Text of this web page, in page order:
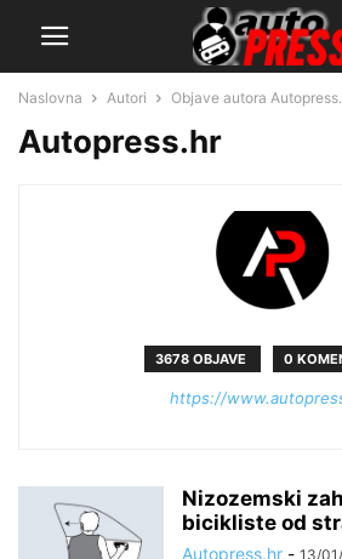
Naslovna Autori Objave autora
Autopress.hr
3678 OBJAVE 0
https://
Nizozemski
bicikliste od
Autopress.hr - 13/